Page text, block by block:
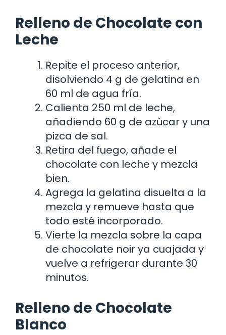
Relleno de Chocolate con
Leche
Repite el proceso anterior,
disolviendo 4 g de gelatina en
60 ml de agua fría.
Calienta 250 ml de leche,
añadiendo 60 g de azúcar y una
pizca de sal.
Retira del fuego, añade el
chocolate con leche y mezcla
bien.
Agrega la gelatina disuelta a la
mezcla y remueve hasta que
todo esté incorporado.
Vierte la mezcla sobre la capa
de chocolate noir ya cuajada y
vuelve a refrigerar durante 30
minutos.
Relleno de Chocolate
Blanco